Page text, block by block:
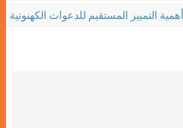
أهمية التمييز المستقيم للدعوات الكهنوتية